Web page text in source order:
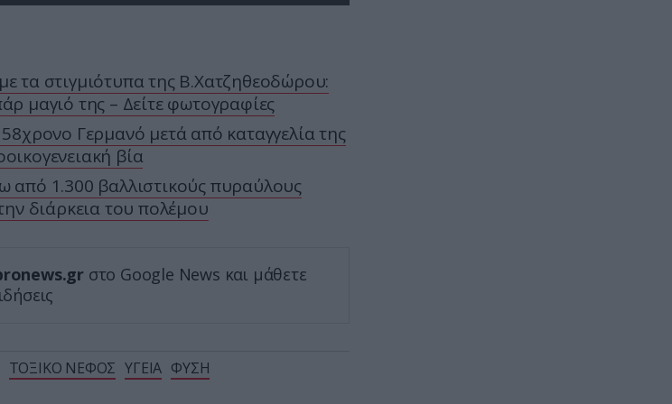
τα στιγμιότυπα της Β.Χατζηθεοδώρου:
μαγιό της – Δείτε φωτογραφίες
Γερμανό μετά από καταγγελία της
βία
από 1.300 βαλλιστικούς πυραύλους
διάρκεια του πολέμου
στο Google News και μάθετε
ΤΟΞΙΚΟ ΝΕΦΟΣ ΥΓΕΙΑ ΦΥΣΗ